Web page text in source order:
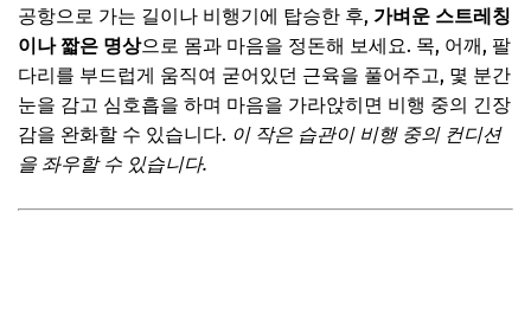
공항으로 가는 길이나 비행기에 탑승한 후, 가벼운 스트레칭
이나 짧은 명상으로 몸과 마음을 정돈해 보세요. 목, 어깨, 팔
다리를 부드럽게 움직여 굳어있던 근육을 풀어주고, 몇 분간
눈을 감고 심호흡을 하며 마음을 가라앉히면 비행 중의 긴장
감을 완화할 수 있습니다. 이 작은 습관이 비행 중의 컨디션
을 좌우할 수 있습니다.